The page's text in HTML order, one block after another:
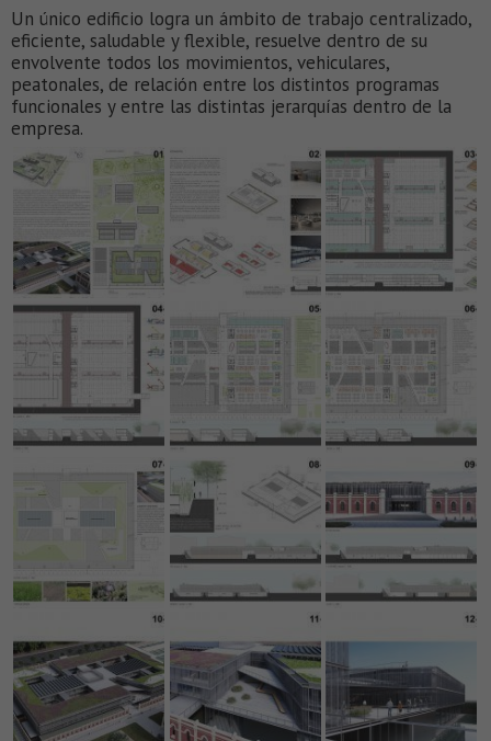
Un único edificio logra un ámbito de trabajo centralizado,
eficiente, saludable y flexible, resuelve dentro de su
envolvente todos los movimientos, vehiculares,
peatonales, de relación entre los distintos programas
funcionales y entre las distintas jerarquías dentro de la
empresa.